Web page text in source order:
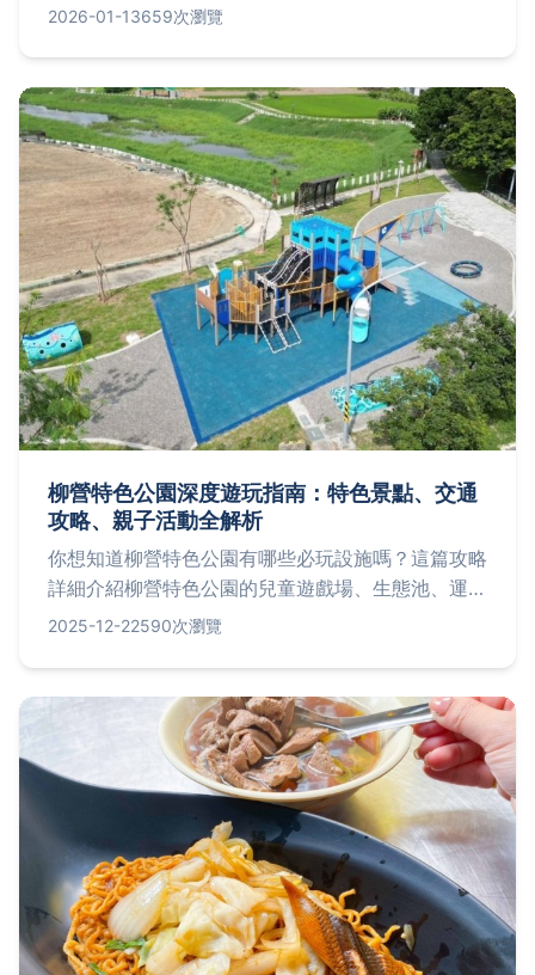
解答，讓你一次搞定這道省錢又健康的湯品，適合忙
2026-01-13659次瀏覽
柳營特色公園深度遊玩指南：特色景點、交通
攻略、親子活動全解析
你想知道柳營特色公園有哪些必玩設施嗎？這篇攻略
詳細介紹柳營特色公園的兒童遊戲場、生態池、運動
設施等特色景點，包含交通方式、周邊美食推薦，以
程。
2025-12-22590次瀏覽